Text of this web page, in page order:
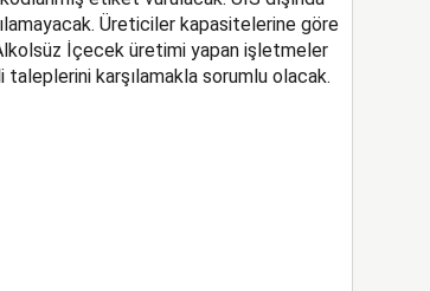
Üreticiler kapasitelerine göre
İçecek üretimi yapan işletmeler
taleplerini karşılamakla sorumlu olacak.